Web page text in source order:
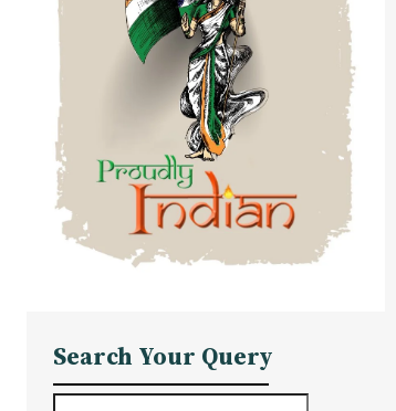
Search Your Query